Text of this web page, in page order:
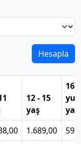
Hesapla
12 - 15
yaş
16
yaş
1.689,00